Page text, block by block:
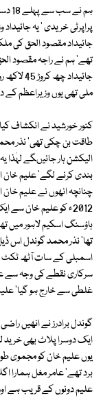
پراپرٹی خریدی ' یہ
جائیداد مقصود الحق کی
تھے' ہم نے راجہ مقصود
ملی تھی یوں وزیراعظم کے داماد کو
کنور خورشید نے انکشاف
الیکشن ہار جائیںگے
بندی کرنے لگے' علیم خان
ہاؤسنگ اسکیم لاہور میں
تھا' نذر محمد گوندل اس
اسمبلی کے سات آٹھ ٹکٹ
غلطی سے خارج ہو گیا'
برد تھے' عامر مغل ہمارا